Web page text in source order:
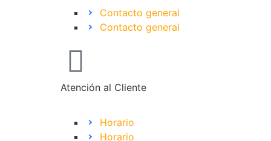
Contacto general
Contacto general
Atención al Cliente
Horario
Horario